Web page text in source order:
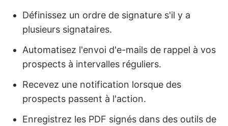
Définissez un ordre de signature s'il y a
plusieurs signataires.
Automatisez l'envoi d'e-mails de rappel à vos
prospects à intervalles réguliers.
Recevez une notification lorsque des
prospects passent à l'action.
Enregistrez les PDF signés dans des outils de